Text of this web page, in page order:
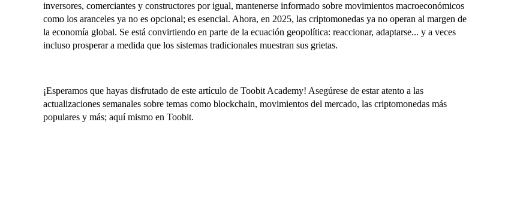
inversores, comerciantes y constructores por igual, mantenerse informado sobre movimientos macroeconómicos
como los aranceles ya no es opcional; es esencial. Ahora, en 2025, las criptomonedas ya no operan al margen de
la economía global. Se está convirtiendo en parte de la ecuación geopolítica: reaccionar, adaptarse... y a veces
incluso prosperar a medida que los sistemas tradicionales muestran sus grietas.
¡Esperamos que hayas disfrutado de este artículo de Toobit Academy! Asegúrese de estar atento a las
actualizaciones semanales sobre temas como blockchain, movimientos del mercado, las criptomonedas más
populares y más; aquí mismo en Toobit.